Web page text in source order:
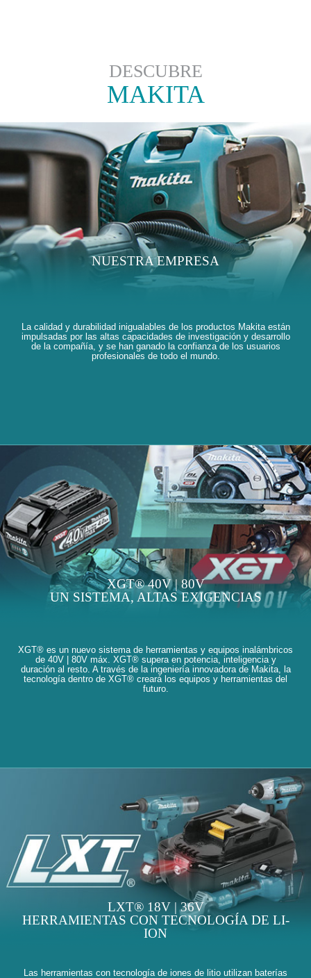
DESCUBRE
MAKITA
NUESTRA EMPRESA
La calidad y durabilidad inigualables de los productos Makita están
impulsadas por las altas capacidades de investigación y desarrollo
de la compañía, y se han ganado la confianza de los usuarios
profesionales de todo el mundo.
XGT® 40V | 80V
UN SISTEMA, ALTAS EXIGENCIAS
XGT® es un nuevo sistema de herramientas y equipos inalámbricos
de 40V | 80V máx. XGT® supera en potencia, inteligencia y
duración al resto. A través de la ingeniería innovadora de Makita, la
tecnología dentro de XGT® creará los equipos y herramientas del
futuro.
LXT® 18V | 36V
HERRAMIENTAS CON TECNOLOGÍA DE LI-
ION
Las herramientas con tecnología de iones de litio utilizan baterías